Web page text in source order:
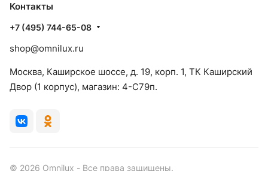
Контакты
+7 (495) 744-65-08
shop@omnilux.ru
Москва, Каширское шоссе, д. 19, корп. 1, ТК Каширский
Двор (1 корпус), магазин: 4-C79п.
© 2026 Omnilux - Все права защищены.